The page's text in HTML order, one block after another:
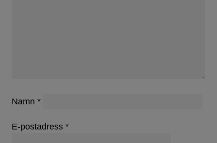
Namn *
E-postadress *